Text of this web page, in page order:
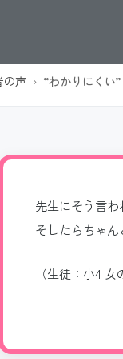
の声 › “わかりにくい
先生にそう言
そしたらちゃ
（生徒：小4 女